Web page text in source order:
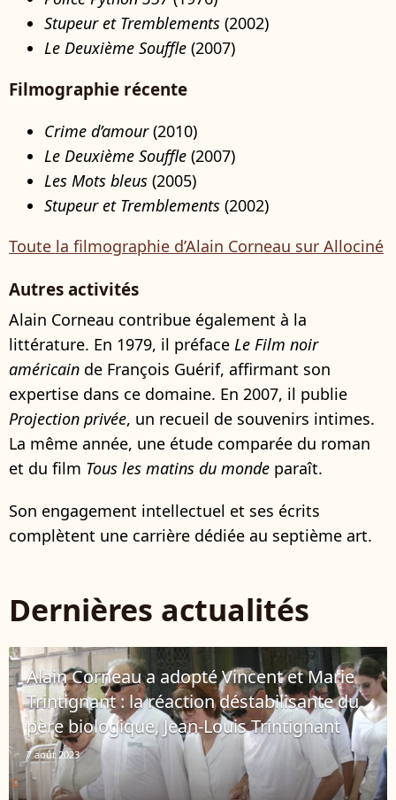
Stupeur et Tremblements (2002)
Le Deuxième Souffle (2007)
Filmographie récente
Crime d’amour(2010)
Le Deuxième Souffle (2007)
Les Mots bleus (2005)
Stupeur et Tremblements (2002)
Toute la filmographie d’Alain Corneau sur Allociné
Autres activités
Alain Corneau contribue également à la
littérature. En 1979, il préface Le Film noir
américain de François Guérif, affirmant son
expertise dans ce domaine. En 2007, il publie
Projection privée, un recueil de souvenirs intimes.
La même année, une étude comparée du roman
et du film Tous les matins du monde paraît.
Son engagement intellectuel et ses écrits
complètent une carrière dédiée au septième art.
Dernières actualités
Alain Corneau a adopté Vincent et Marie
Trintignant : la réaction déstabilisante du
père biologique, Jean-Louis Trintignant
7 août 2023